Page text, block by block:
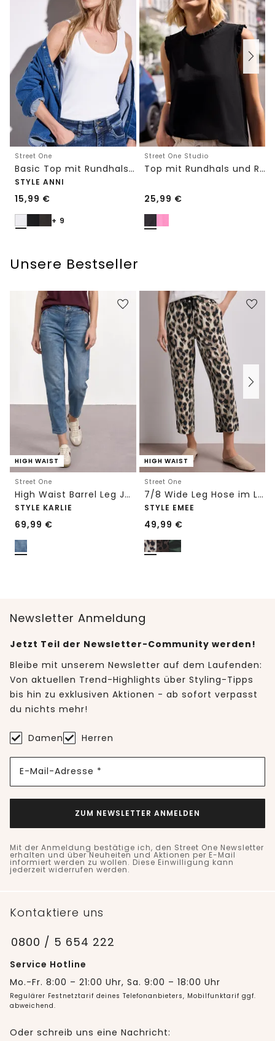
Street One
Basic Top mit Rundhals in Unifarbe
STYLE ANNI
15,99 €
+ 9
Street One Studio
Top mit Rundhals und Rüschendetails
25,99 €
Unsere Bestseller
HIGH WAIST
Street One
High Waist Barrel Leg Jeans im Loose Fit
STYLE KARLIE
69,99 €
HIGH WAIST
Street One
7/8 Wide Leg Hose im Loose Fit mit Print
STYLE EMEE
49,99 €
Newsletter Anmeldung
Jetzt Teil der Newsletter-Community werden!
Bleibe mit unserem Newsletter auf dem Laufenden:
Von aktuellen Trend-Highlights über Styling-Tipps
bis hin zu exklusiven Aktionen - ab sofort verpasst
du nichts mehr!
Damen Herren
E-Mail-Adresse *
ZUM NEWSLETTER ANMELDEN
Mit der Anmeldung bestätige ich, den Street One Newsletter
erhalten und über Neuheiten und Aktionen per E-Mail
informiert werden zu wollen. Diese Einwilligung kann
jederzeit widerrufen werden.
Kontaktiere uns
0800 / 5 654 222
Service Hotline
Mo.-Fr. 8:00 – 21:00 Uhr, Sa. 9:00 – 18:00 Uhr
Regulärer Festnetztarif deines Telefonanbieters, Mobilfunktarif ggf.
abweichend.
Oder schreib uns eine Nachricht: